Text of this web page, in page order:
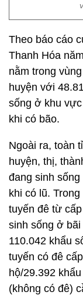
Theo báo cáo
Thanh Hóa
nằm trong
huyện với
sống ở khu
khi có bão.
Ngoài ra, toàn
huyện, thị,
đang sinh
khi có lũ.
tuyến đê từ
sinh sống ở
110.042 khẩu
tuyến có đê
hộ/29.392
(không có đê)